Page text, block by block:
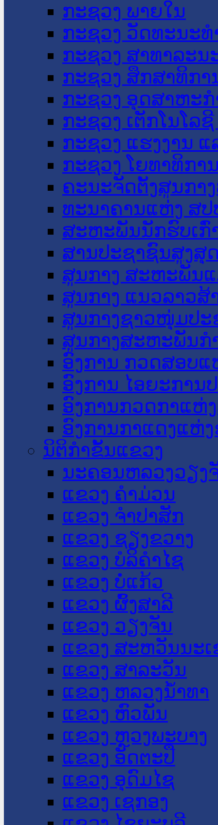
ກະຊວງ ພາຍໃນ
ກະຊວງ ວັດທະນະ
ກະຊວງ ສາທາລະນ
ກະຊວງ ສຶກສາທິກາ
ກະຊວງ ອຸດສາຫະ
ກະຊວງ ເຕັກໂນໂລ
ກະຊວງ ແຮງງານ
ກະຊວງ ໂຍທາທິກາ
ຄະນະຈັດຕັ້ງສູນກາ
ທະນາຄານແຫ່ງ ສປ
ສະຫະພັນນັກຮົບເກົ່
ສານປະຊາຊົນສູງສຸ
ສູນກາງ ສະຫະພັນ
ສູນກາງ ແນວລາວສ້
ສູນກາງຊາວໜຸ່ມປະ
ສູນກາງສະຫະພັນກ
ອົງການ ກວດສອບແ
ອົງການ ໄອຍະການ
ອົງການກວດກາແຫ່
ອົງການກາແດງແຫ່
ນິຕິກໍາຂັ້ນແຂວງ
ນະ​ຄອນ​ຫລວງວຽງ
ແຂວງ ຄໍາມ່ວນ
ແຂວງ ຈໍາປາສັກ
ແຂວງ ຊຽງຂວາງ
ແຂວງ ບໍລິຄໍາໄຊ
ແຂວງ ບໍ່ແກ້ວ
ແຂວງ ຜົ້ງສາລີ
ແຂວງ ວຽງຈັນ
ແຂວງ ສະຫວັນນະ
ແຂວງ ສາລະວັນ
ແຂວງ ຫລວງນໍ້າທາ
ແຂວງ ຫົວພັນ
ແຂວງ ຫຼວງພະບາງ
ແຂວງ ອັດຕະປື
ແຂວງ ອຸດົມໄຊ
ແຂວງ ເຊກອງ